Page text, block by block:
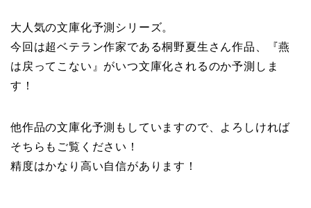
大人気の文庫化予測シリーズ。
今回は超ベテラン作家である桐野夏生さん作品、『燕
は戻ってこない』がいつ文庫化されるのか予測しま
す！
他作品の文庫化予測もしていますので、よろしければ
そちらもご覧ください！
精度はかなり高い自信があります！